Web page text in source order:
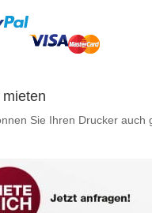
Sie Ihren Drucker auch